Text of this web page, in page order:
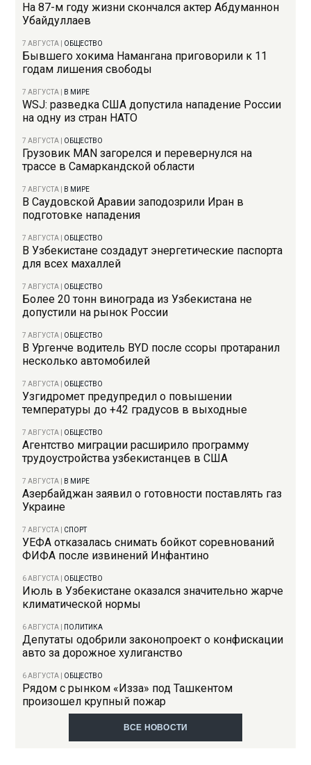
На 87-м году жизни скончался актер Абдуманнон
Убайдуллаев
7 АВГУСТА ОБЩЕСТВО
Бывшего хокима Намангана приговорили к 11
годам лишения свободы
7 АВГУСТА В МИРЕ
WSJ: разведка США допустила нападение России
на одну из стран НАТО
7 АВГУСТА ОБЩЕСТВО
Грузовик MAN загорелся и перевернулся на
трассе в Самаркандской области
7 АВГУСТА В МИРЕ
В Саудовской Аравии заподозрили Иран в
подготовке нападения
7 АВГУСТА ОБЩЕСТВО
В Узбекистане создадут энергетические паспорта
для всех махаллей
7 АВГУСТА ОБЩЕСТВО
Более 20 тонн винограда из Узбекистана не
допустили на рынок России
7 АВГУСТА ОБЩЕСТВО
В Ургенче водитель BYD после ссоры протаранил
несколько автомобилей
7 АВГУСТА ОБЩЕСТВО
Узгидромет предупредил о повышении
температуры до +42 градусов в выходные
7 АВГУСТА ОБЩЕСТВО
Агентство миграции расширило программу
трудоустройства узбекистанцев в США
7 АВГУСТА В МИРЕ
Азербайджан заявил о готовности поставлять газ
Украине
7 АВГУСТА СПОРТ
УЕФА отказалась снимать бойкот соревнований
ФИФА после извинений Инфантино
6 АВГУСТА ОБЩЕСТВО
Июль в Узбекистане оказался значительно жарче
климатической нормы
6 АВГУСТА ПОЛИТИКА
Депутаты одобрили законопроект о конфискации
авто за дорожное хулиганство
6 АВГУСТА ОБЩЕСТВО
Рядом с рынком «Изза» под Ташкентом
произошел крупный пожар
ВСЕ НОВОСТИ